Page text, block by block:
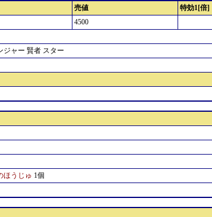
売値 特効1[倍]
4500
ジャー 賢者 スター
ほうじゅ 1個